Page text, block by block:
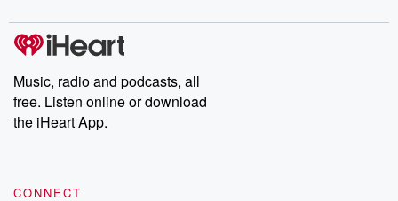
Music, radio and podcasts, all
free. Listen online or download
the iHeart App.
CONNECT